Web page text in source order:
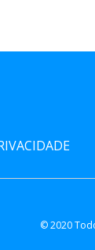
© 2020